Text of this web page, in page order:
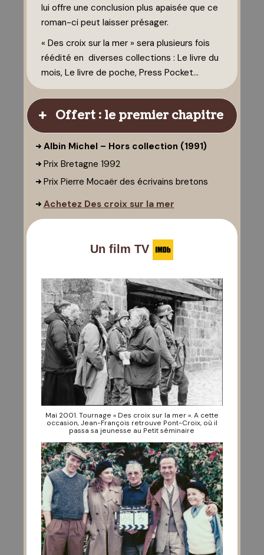
lui offre une conclusion plus apaisée que ce
roman-ci peut laisser présager.
« Des croix sur la mer » sera plusieurs fois
réédité en diverses collections : Le livre du
mois, Le livre de poche, Press Pocket…
Offert : le premier chapitre
Albin Michel – Hors collection (1991)
Prix Bretagne 1992
Prix Pierre Mocaër des écrivains bretons
Achetez Des croix sur la mer
Un film TV
Mai 2001. Tournage « Des croix sur la mer ». A cette
occasion, Jean-François retrouve Pont-Croix, où il
passa sa jeunesse au Petit séminaire